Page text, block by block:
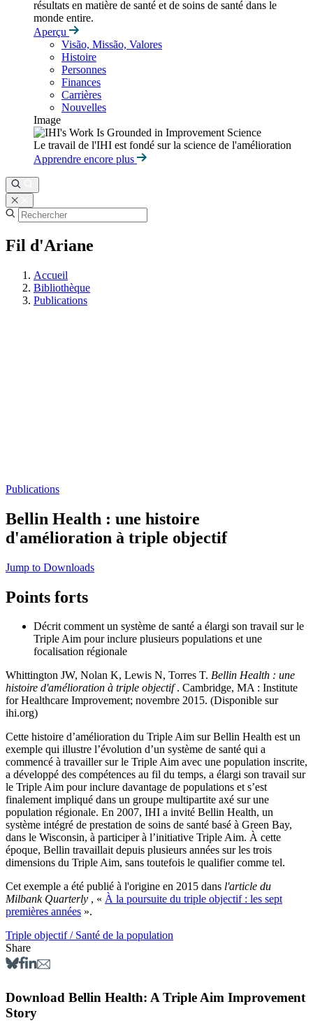
résultats en matière de santé et de soins de santé dans le
monde entire.
Aperçu
Visão, Missão, Valores
Histoire
Personnes
Finances
Carrières
Nouvelles
Image
Le travail de l'IHI est fondé sur la science de l'amélioration
Apprendre encore plus
Fil d'Ariane
Accueil
Bibliothèque
Publications
Publications
Bellin Health : une histoire
d'amélioration à triple objectif
Jump to Downloads
Points forts
Décrit comment un système de santé a élargi son travail sur le
Triple Aim pour inclure plusieurs populations et une
focalisation régionale
Whittington JW, Nolan K, Lewis N, Torres T. Bellin Health : une
histoire d'amélioration à triple objectif. Cambridge, MA : Institute
for Healthcare Improvement; novembre 2015. (Disponible sur
ihi.org)
Cette histoire d’amélioration du Triple Aim sur Bellin Health est un
exemple qui illustre l’évolution d’un système de santé qui a
commencé à travailler sur le Triple Aim avec une population inscrite,
a développé des compétences au fil du temps, a élargi son travail sur
le Triple Aim pour inclure davantage de populations et s’est
finalement impliqué dans un groupe multipartite axé sur une
population régionale. En 2007, IHI a invité Bellin Health, un
système intégré de prestation de soins de santé basé à Green Bay,
dans le Wisconsin, à participer à l’initiative Triple Aim. À cette
époque, Bellin travaillait depuis plusieurs années sur les trois
dimensions du Triple Aim, sans toutefois le qualifier comme tel.
Cet exemple a été publié à l'origine en 2015 dans l'article du
Milbank Quarterly , « À la poursuite du triple objectif : les sept
premières années ».
Triple objectif / Santé de la population
Share
Download Bellin Health: A Triple Aim Improvement
Story